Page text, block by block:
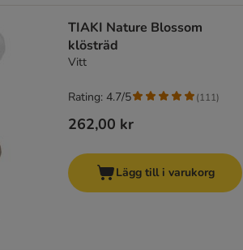
TIAKI Nature Blossom
klösträd
Vitt
262,00 kr
Rating: 4.7/5 (111)
Lägg till i varukorg